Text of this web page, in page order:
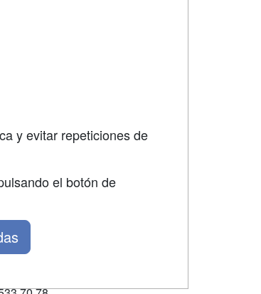
y evitar repeticiones de
el botón de